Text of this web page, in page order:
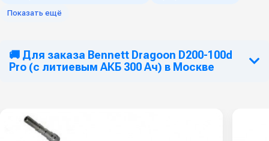
Показать ещё
🚚 Для заказа Bennett Dragoon D200-100d
Pro (с литиевым АКБ 300 Ач) в Москве